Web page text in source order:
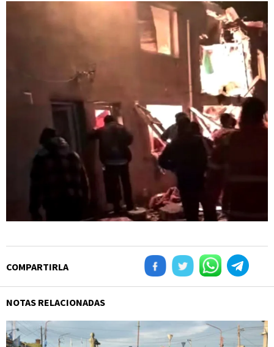
COMPARTIRLA
NOTAS RELACIONADAS